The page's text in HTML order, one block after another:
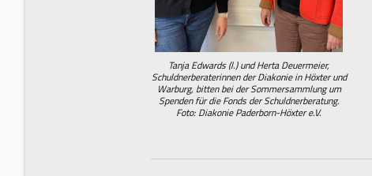
Tanja Edwards (l.) und Herta Deuermeier,
Schuldnerberaterinnen der Diakonie in Höxter und
Warburg, bitten bei der Sommersammlung um
Spenden für die Fonds der Schuldnerberatung.
Foto: Diakonie Paderborn-Höxter e.V.